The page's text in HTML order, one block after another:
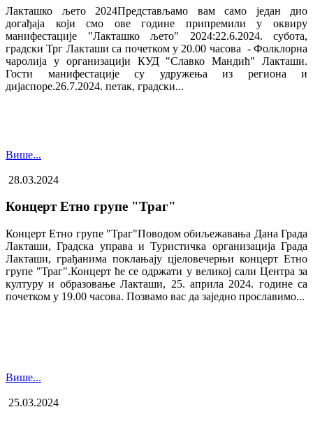
Лакташко љето 2024Представљамо вам само један дио
догађаја који смо ове године припремили у оквиру
манифестације "Лакташко љето" 2024:22.6.2024. субота,
градски Трг Лакташи са почетком у 20.00 часова - Фолклорна
чаролија у организацији КУД "Славко Мандић" Лакташи.
Гости манифестације су удружења из региона и
дијаспоре.26.7.2024. петак, градски...
Више...
28.03.2024
Концерт Етно групе "Траг"
Концерт Етно групе "Траг"Поводом обиљежавања Дана Града
Лакташи, Градска управа и Туристичка организација Града
Лакташи, грађанима поклањају цјеловечерњи концерт Етно
групе "Траг".Концерт ће се одржати у великој сали Центра за
културу и образовање Лакташи, 25. априла 2024. године са
почетком у 19.00 часова. Позвамо вас да заједно прославимо...
Више...
25.03.2024